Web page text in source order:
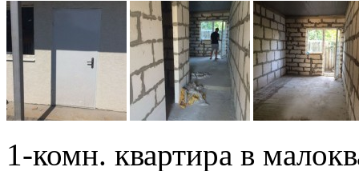
1-комн. квартира в